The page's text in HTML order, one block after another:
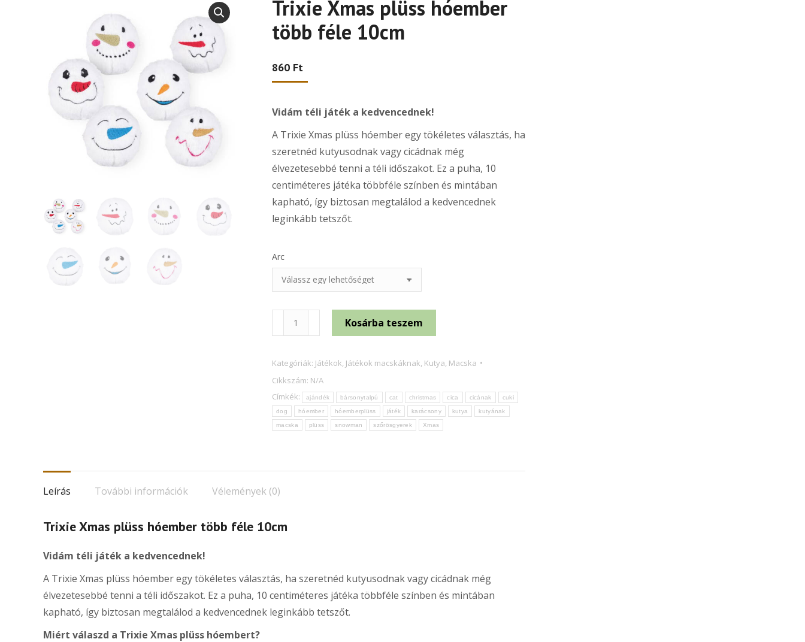
Trixie Xmas plüss hóember
több féle 10cm
860 Ft
Vidám téli játék a kedvencednek!
A Trixie Xmas plüss hóember egy tökéletes választás, ha
szeretnéd kutyusodnak vagy cicádnak még
élvezetesebbé tenni a téli időszakot. Ez a puha, 10
centiméteres játéka többféle színben és mintában
kapható, így biztosan megtalálod a kedvencednek
leginkább tetszőt.
Arc
Trixie
Xmas
hóember
több
féle
10cm
mennyiség
Kosárba teszem
Kategóriák: Játékok, Játékok macskáknak, Kutya, Macska
Cikkszám: N/A
Címkék:
ajándék bársonytalpú cat christmas cica cicának cuki
dog hóember hóemberplüss játék karácsony kutya kutyának
macska plüss snowman szőrösgyerek Xmas
Leírás További információk Vélemények (0)
Trixie Xmas plüss hóember több féle 10cm
Vidám téli játék a kedvencednek!
A Trixie Xmas plüss hóember egy tökéletes választás, ha szeretnéd kutyusodnak vagy cicádnak még
élvezetesebbé tenni a téli időszakot. Ez a puha, 10 centiméteres játéka többféle színben és mintában
kapható, így biztosan megtalálod a kedvencednek leginkább tetszőt.
Miért válaszd a Trixie Xmas plüss hóembert?